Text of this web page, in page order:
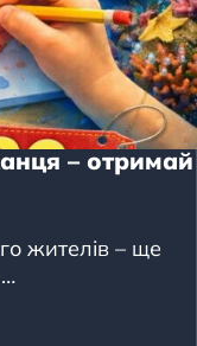
– отримай
жителів – ще